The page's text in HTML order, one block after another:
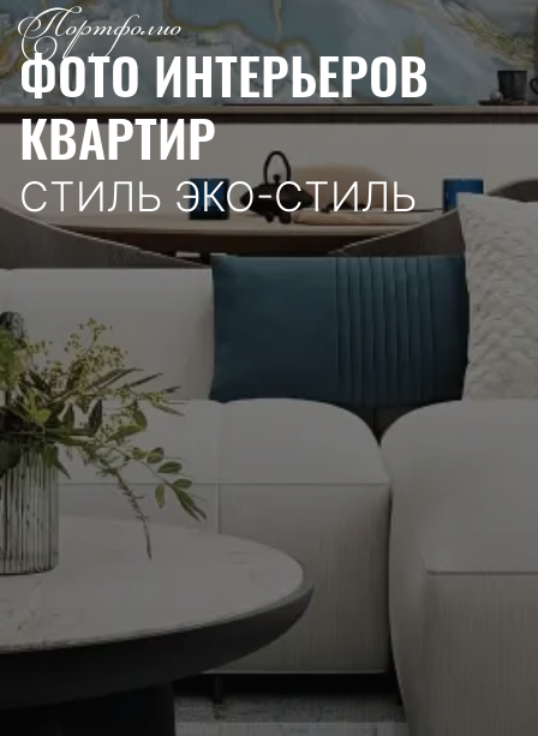
Портфолио
ФОТО ИНТЕРЬЕРОВ
КВАРТИР
СТИЛЬ ЭКО-СТИЛЬ